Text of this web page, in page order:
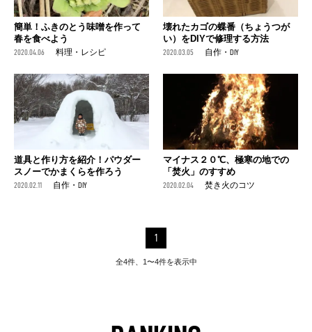
簡単！ふきのとう味噌を作って
春を食べよう
2020.04.06 料理・レシピ
壊れたカゴの蝶番（ちょうつが
い）をDIYで修理する方法
2020.03.05 自作・DIY
道具と作り方を紹介！パウダー
スノーでかまくらを作ろう
2020.02.11 自作・DIY
マイナス２０℃、極寒の地での
「焚火」のすすめ
2020.02.04 焚き火のコツ
1
全4件、1〜4件を表示中